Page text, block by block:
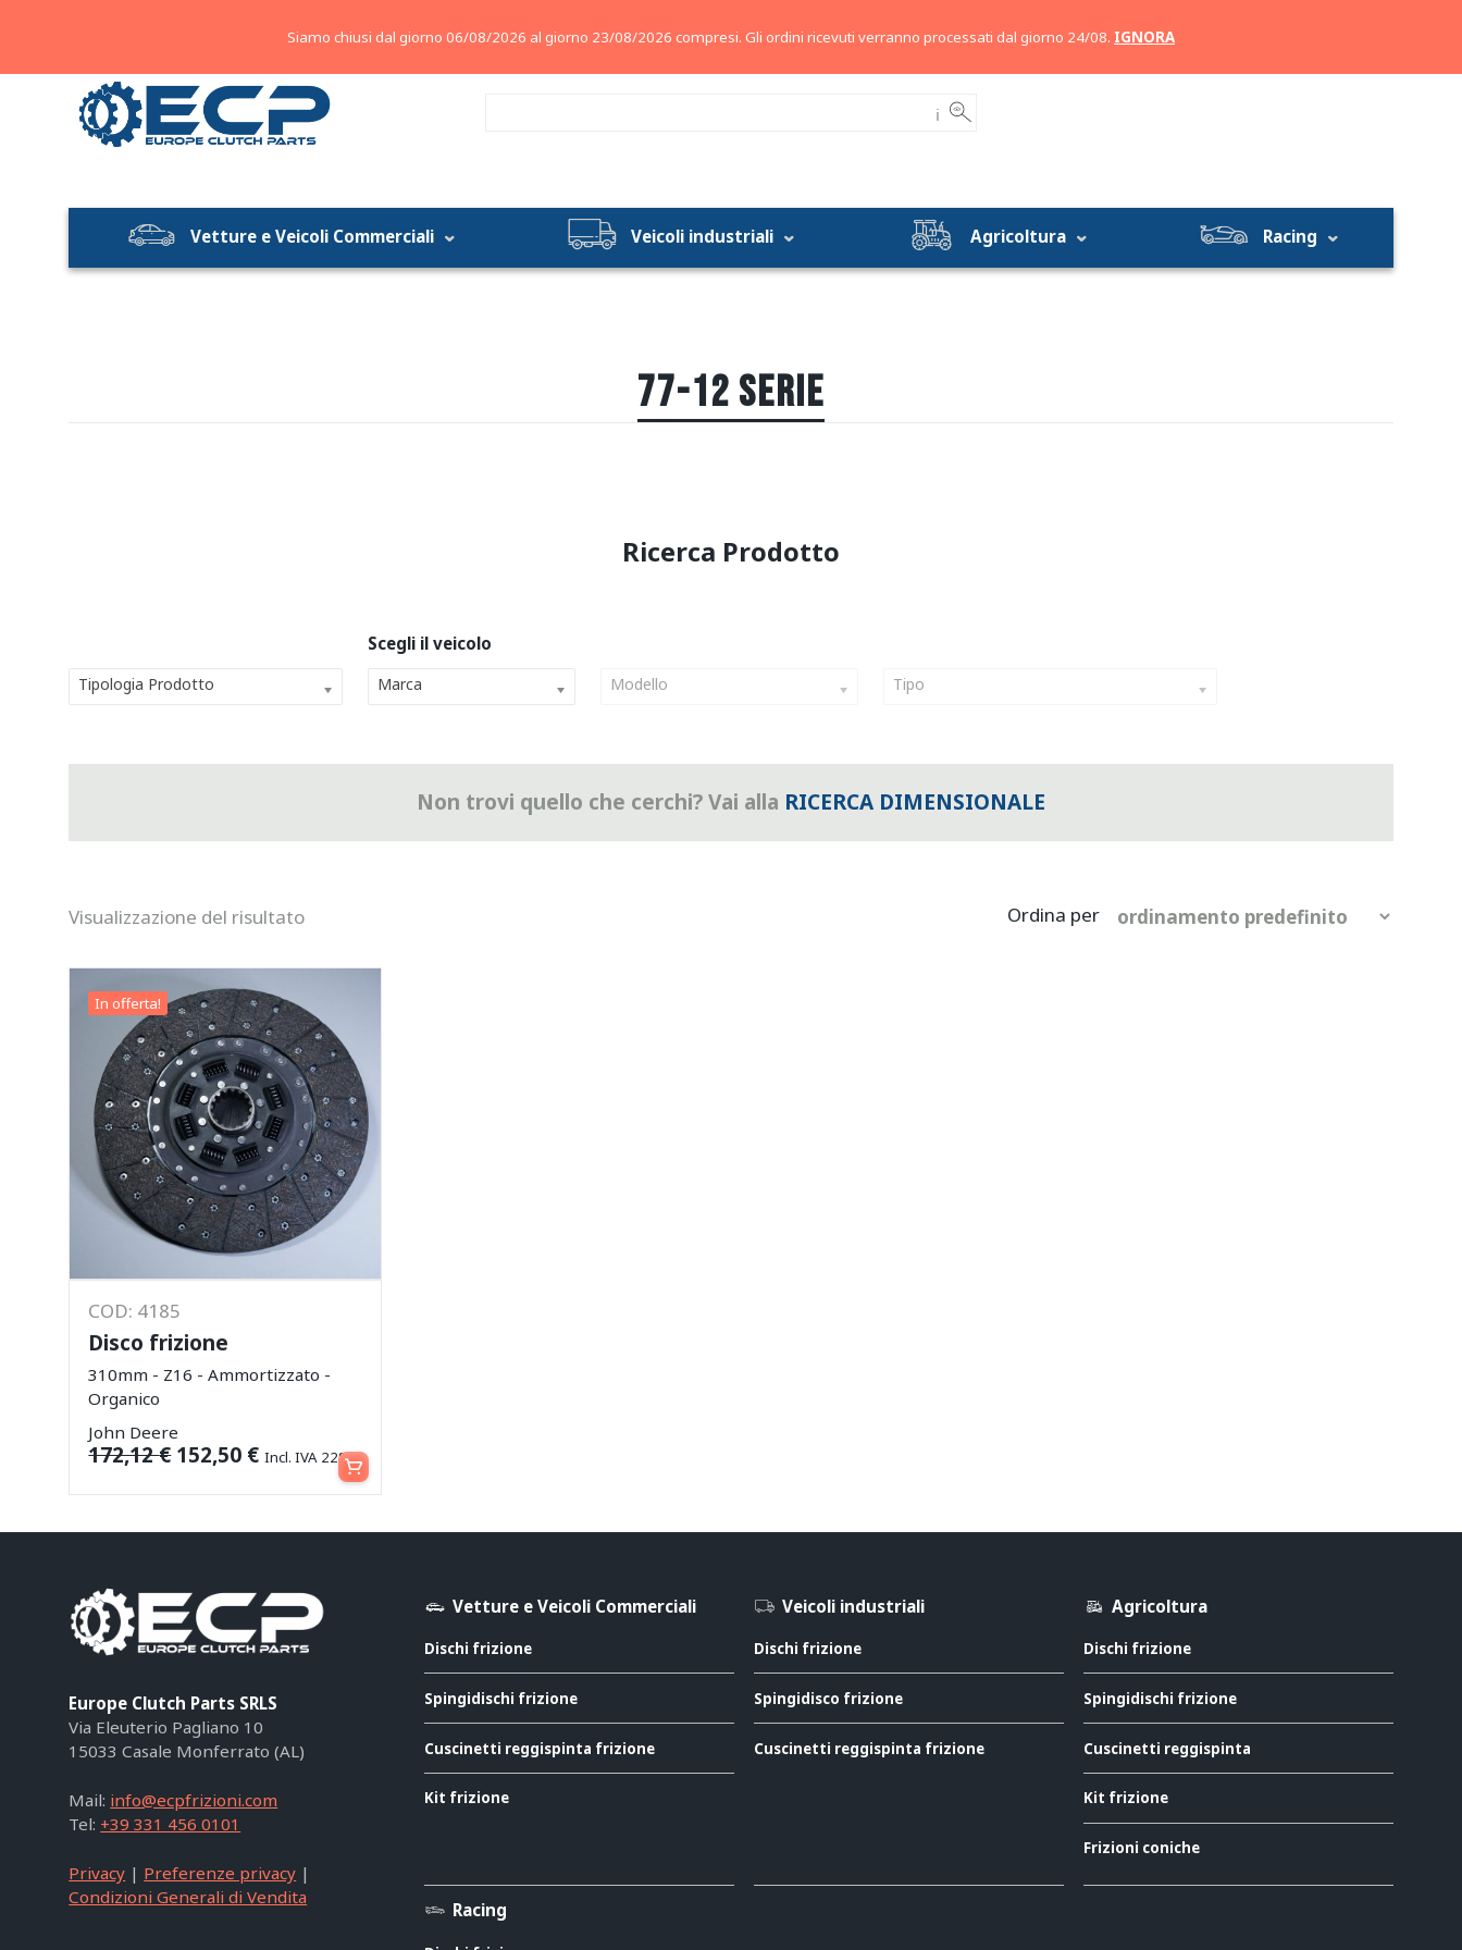
ℹ
Vetture e Veicoli Commerciali Veicoli industriali Agricoltura Racing
77-12 SERIE
Tipologia Prodotto Marca Modello Tipo
Non trovi quello che cerchi? Vai alla RICERCA DIMENSIONALE
Visualizzazione del risultato
In offerta!
COD: 4185
Disco frizione
310mm - Z16 - Ammortizzato -
Organico
John Deere
172,12€ 152,50 € Incl. IVA 22%Aggiungi al carrello
Europe Clutch Parts SRLS
Via Eleuterio Pagliano 10
15033 Casale Monferrato (AL)
Mail: info@ecpfrizioni.com
Tel: +39 331 456 0101
Privacy | Preferenze privacy |
Condizioni Generali di Vendita
Vetture e Veicoli Commerciali
Dischi frizione
Spingidischi frizione
Cuscinetti reggispinta frizione
Kit frizione
Veicoli industriali
Dischi frizione
Spingidisco frizione
Cuscinetti reggispinta frizione
Agricoltura
Dischi frizione
Spingidischi frizione
Cuscinetti reggispinta
Kit frizione
Frizioni coniche
Racing
Siamo chiusi dal giorno 06/08/2026 al giorno 23/08/2026 compresi. Gli ordini ricevuti verranno processati dal giorno 24/08. IGNORA